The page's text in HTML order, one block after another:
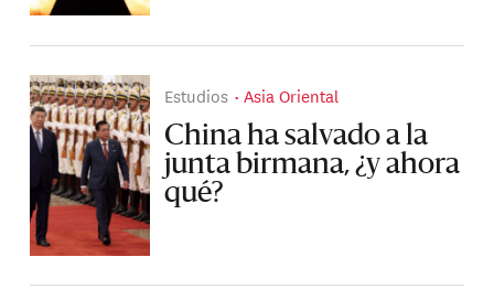
Estudios Asia Oriental
China ha salvado a la
junta birmana, ¿y ahora
qué?